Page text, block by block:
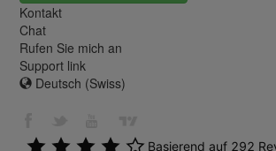
Kontakt
Chat
Rufen Sie mich an
Support link
Deutsch (Swiss)